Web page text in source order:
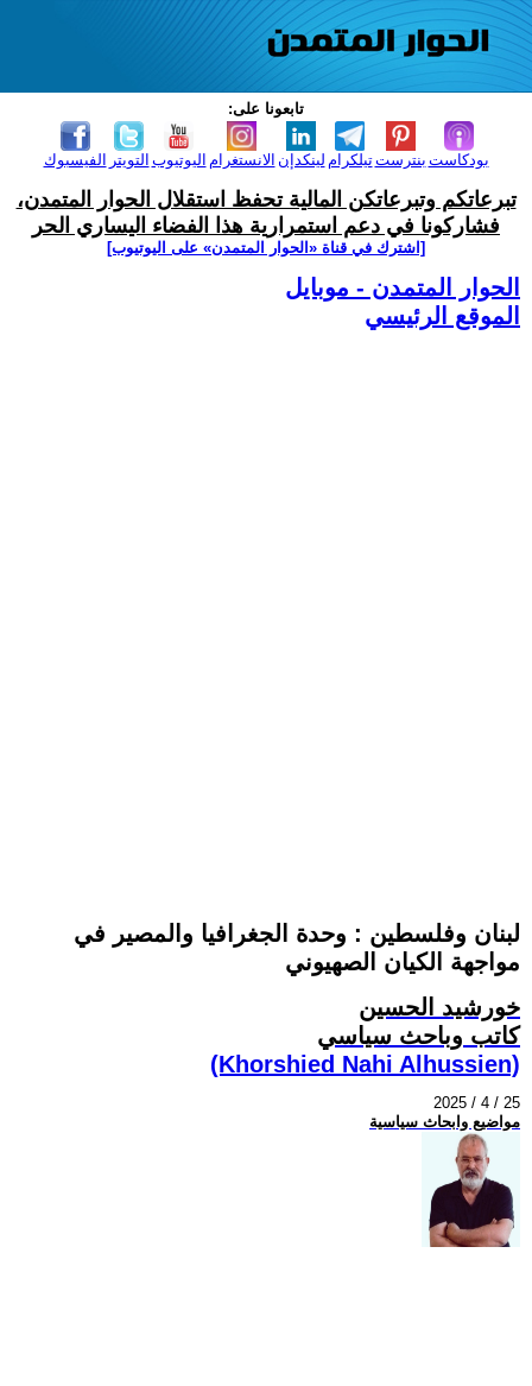
تابعونا على:
الفيسبوك التويتر اليوتيوب الانستغرام لينكدإن تيلكرامبنترست بودكاست
تبرعاتكم وتبرعاتكن المالية تحفظ استقلال الحوار المتمدن،
فشاركونا في دعم استمرارية هذا الفضاء اليساري الحر
[اشترك في قناة ‫«الحوار المتمدن» على اليوتيوب]
الحوار المتمدن - موبايل
الموقع الرئيسي
لبنان وفلسطين : وحدة الجغرافيا والمصير في
مواجهة الكيان الصهيوني
خورشيد الحسين
كاتب وباحث سياسي
(Khorshied Nahi Alhussien)
2025 / 4 / 25
مواضيع وابحاث سياسية